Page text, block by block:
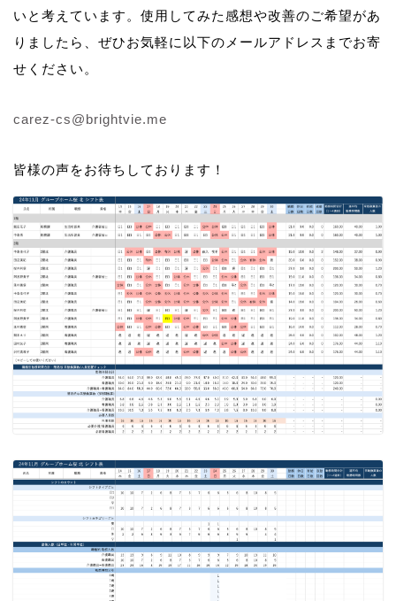
いと考えています。使用してみた感想や改善のご希望があ
りましたら、ぜひお気軽に以下のメールアドレスまでお寄
せください。
carez-cs@brightvie.me
皆様の声をお待ちしております！